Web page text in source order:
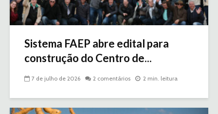
Sistema FAEP abre edital para
construção do Centro de...
7 de julho de 2026 2 comentários 2 min. leitura